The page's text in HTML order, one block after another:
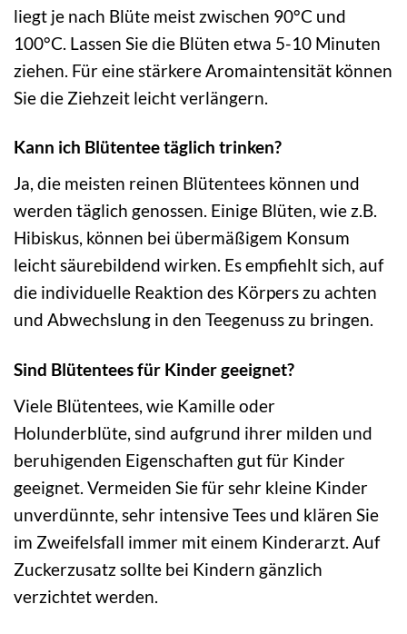
liegt je nach Blüte meist zwischen 90°C und
100°C. Lassen Sie die Blüten etwa 5-10 Minuten
ziehen. Für eine stärkere Aromaintensität können
Sie die Ziehzeit leicht verlängern.
Kann ich Blütentee täglich trinken?
Ja, die meisten reinen Blütentees können und
werden täglich genossen. Einige Blüten, wie z.B.
Hibiskus, können bei übermäßigem Konsum
leicht säurebildend wirken. Es empfiehlt sich, auf
die individuelle Reaktion des Körpers zu achten
und Abwechslung in den Teegenuss zu bringen.
Sind Blütentees für Kinder geeignet?
Viele Blütentees, wie Kamille oder
Holunderblüte, sind aufgrund ihrer milden und
beruhigenden Eigenschaften gut für Kinder
geeignet. Vermeiden Sie für sehr kleine Kinder
unverdünnte, sehr intensive Tees und klären Sie
im Zweifelsfall immer mit einem Kinderarzt. Auf
Zuckerzusatz sollte bei Kindern gänzlich
verzichtet werden.